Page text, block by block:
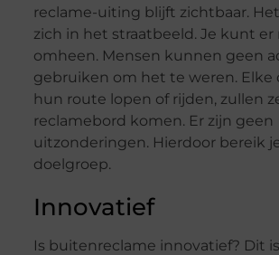
reclame-uiting blijft zichtbaar.
zich in het straatbeeld. Je kunt er
omheen. Mensen kunnen geen
gebruiken om het te weren. Elke
hun route lopen of rijden, zullen
reclamebord komen. Er zijn geen
uitzonderingen. Hierdoor bereik
doelgroep.
Innovatief
Is buitenreclame innovatief? Dit